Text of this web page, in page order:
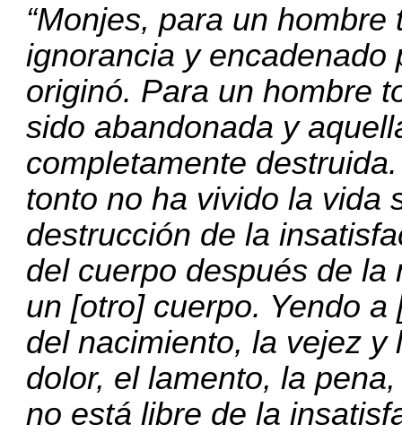
“Monjes, para un
ignorancia y
originó. Para un hombre
sido abandonada y
completamente
tonto no ha vivido la vida
destrucción de la
del cuerpo después de
un [otro] cuerpo. Yendo
del nacimiento, la vejez
dolor, el lamento, la
no está libre de la